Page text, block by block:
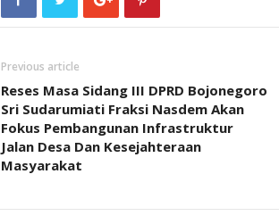
Previous article
Reses Masa Sidang III DPRD Bojonegoro
Sri Sudarumiati Fraksi Nasdem Akan
Fokus Pembangunan Infrastruktur
Jalan Desa Dan Kesejahteraan
Masyarakat